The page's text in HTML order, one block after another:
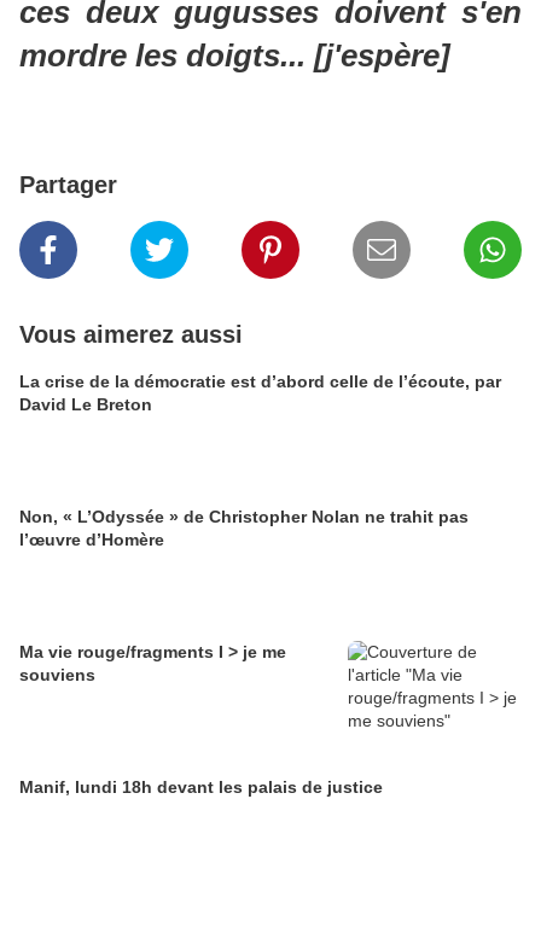
ces deux gugusses doivent s'en
mordre les doigts... [j'espère]
Partager
Vous aimerez aussi
La crise de la démocratie est d’abord celle de l’écoute, par
David Le Breton
Non, « L’Odyssée » de Christopher Nolan ne trahit pas
l’œuvre d’Homère
Ma vie rouge/fragments I > je me
souviens
Manif, lundi 18h devant les palais de justice